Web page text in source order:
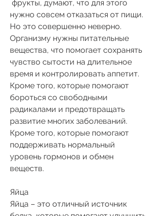
нужно совсем отказаться от пищи.
Но это совершенно неверно.
Организму нужны питательные
вещества, что помогает сохранять
чувство сытости на длительное
время и контролировать аппетит.
Кроме того, которые помогают
бороться со свободными
радикалами и предотвращать
развитие многих заболеваний.
Кроме того, которые помогают
поддерживать нормальный
уровень гормонов и обмен
веществ.
Яйца
Яйца – это отличный источник